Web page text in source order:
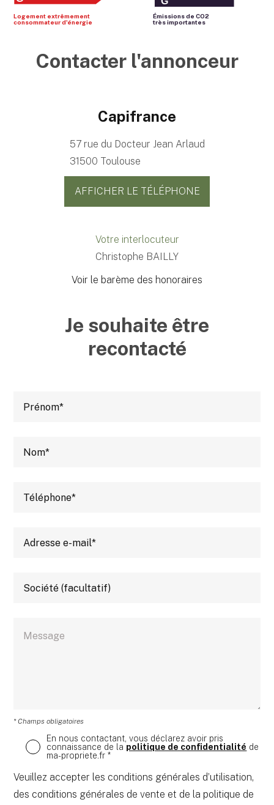
Logement extrêmement
consommateur d'énergie
Émissions de CO2
très importantes
Contacter l'annonceur
Capifrance
57 rue du Docteur Jean Arlaud
31500 Toulouse
AFFICHER LE TÉLÉPHONE
Votre interlocuteur
Christophe BAILLY
Voir le barème des honoraires
Je souhaite être
recontacté
* Champs obligatoires
En nous contactant, vous déclarez avoir pris
connaissance de la politique de confidentialité de
ma-propriete.fr *
Veuillez accepter les conditions générales d’utilisation,
des conditions générales de vente et de la politique de